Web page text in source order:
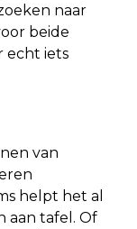
naar
beide
echt iets
van
helpt het al
aan tafel. Of